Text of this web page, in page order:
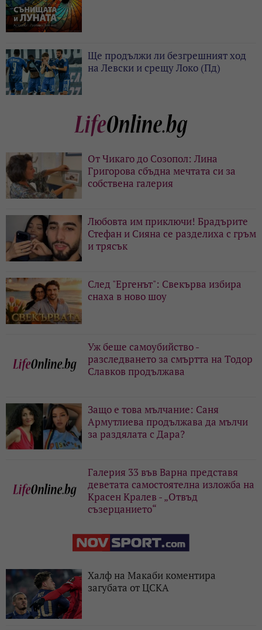
Ще продължи ли безгрешният ход
на Левски и срещу Локо (Пд)
От Чикаго до Созопол: Лина
Григорова сбъдна мечтата си за
собствена галерия
Любовта им приключи! Брадърите
Стефан и Сияна се разделиха с гръм
и трясък
След "Ергенът": Свекърва избира
снаха в ново шоу
Уж беше самоубийство -
разследването за смъртта на Тодор
Славков продължава
Защо е това мълчание: Саня
Армутлиева продължава да мълчи
за раздялата с Дара?
Галерия 33 във Варна представя
деветата самостоятелна изложба на
Красен Кралев - „Отвъд
съзерцанието“
Халф на Макаби коментира
загубата от ЦСКА